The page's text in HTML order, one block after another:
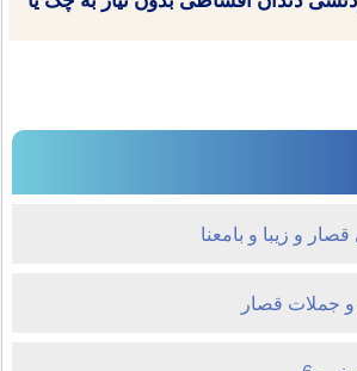
و زیبا و بامعنا
جملات قصار